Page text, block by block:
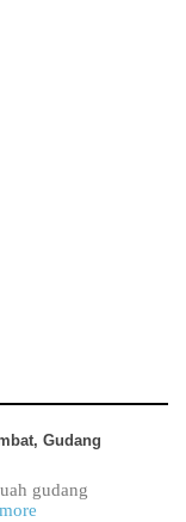
Gudang
gudang